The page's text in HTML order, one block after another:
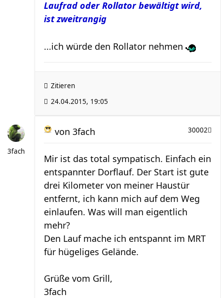
Laufrad oder Rollator bewältigt wird,
ist zweitrangig
...ich würde den Rollator nehmen
Zitieren
24.04.2015, 19:05
3fach
30002
von 3fach
Mir ist das total sympatisch. Einfach ein
entspannter Dorflauf. Der Start ist gute
drei Kilometer von meiner Haustür
entfernt, ich kann mich auf dem Weg
einlaufen. Was will man eigentlich
mehr?
Den Lauf mache ich entspannt im MRT
für hügeliges Gelände.
Grüße vom Grill,
3fach